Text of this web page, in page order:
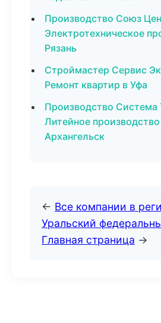
Производство Союз
Электротехническое
Рязань
Строймастер Сервис
Ремонт квартир в Уфа
Производство Система
Литейное
Архангельск
← Все компании в
Уральский
Главная страница →